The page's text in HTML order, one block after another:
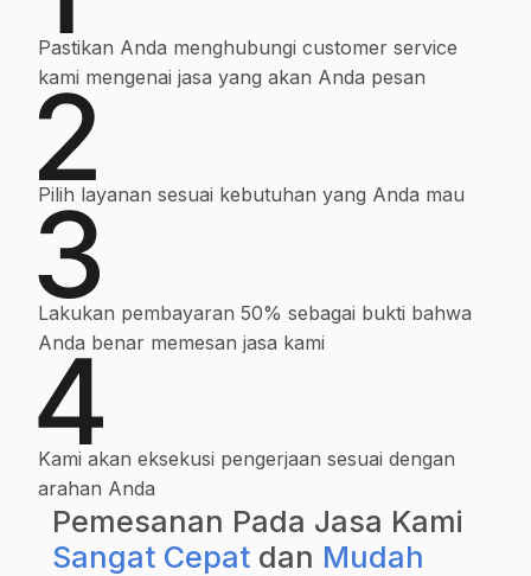
Pastikan Anda menghubungi customer service
kami mengenai jasa yang akan Anda pesan
Pilih layanan sesuai kebutuhan yang Anda mau
Lakukan pembayaran 50% sebagai bukti bahwa
Anda benar memesan jasa kami
Kami akan eksekusi pengerjaan sesuai dengan
arahan Anda
Pemesanan Pada Jasa Kami
Sangat Cepat dan Mudah